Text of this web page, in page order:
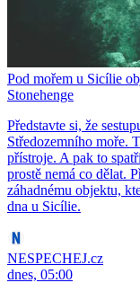
Pod mořem u Sicílie
Stonehenge
Představte si, že
Středozemního moře.
přístroje. A pak to
prostě nemá co dělat.
záhadnému objektu,
dna u Sicílie.
NESPECHEJ.cz
dnes, 05:00